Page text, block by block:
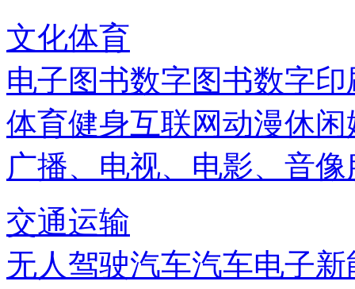
文化体育
电子图书数字图书数字印
体育健身互联网动漫休闲
广播、电视、电影、音像
交通运输
无人驾驶汽车汽车电子新